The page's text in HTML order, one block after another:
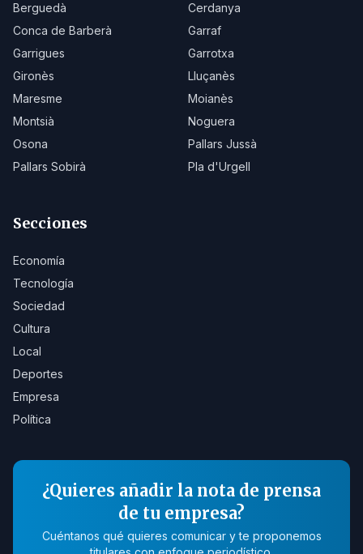
Berguedà
Cerdanya
Conca de Barberà
Garraf
Garrigues
Garrotxa
Gironès
Lluçanès
Maresme
Moianès
Montsià
Noguera
Osona
Pallars Jussà
Pallars Sobirà
Pla d'Urgell
Secciones
Economía
Tecnología
Sociedad
Cultura
Local
Deportes
Empresa
Política
¿Quieres añadir la nota de prensa
de tu empresa?
Cuéntanos qué quieres comunicar y te proponemos